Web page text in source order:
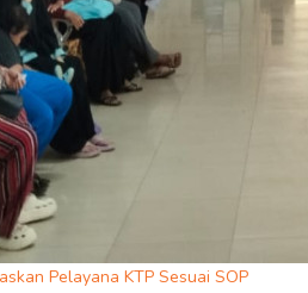
Pelayana KTP Sesuai SOP